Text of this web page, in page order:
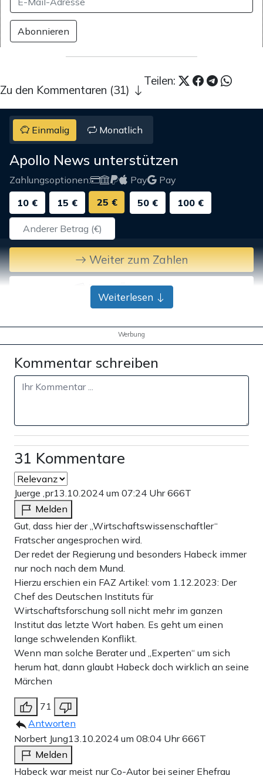
Abonnieren
Teilen:
Zu den Kommentaren (31)
Einmalig Monatlich
Apollo News unterstützen
Zahlungsoptionen: Pay
Pay
10 €
15 € 25 € 50 € 100 €
Weiter zum Zahlen
Bank-Überweisung
Weiterlesen
Werbung
Kommentar schreiben
31 Kommentare
Juerge ,pr13.10.2024 um 07:24 Uhr666T
Melden
Gut, dass hier der „Wirtschaftswissenschaftler“
Fratscher angesprochen wird.
Der redet der Regierung und besonders Habeck immer
nur noch nach dem Mund.
Hierzu erschien ein FAZ Artikel: vom 1.12.2023: Der
Chef des Deutschen Instituts für
Wirtschaftsforschung soll nicht mehr im ganzen
Institut das letzte Wort haben. Es geht um einen
lange schwelenden Konflikt.
Wenn man solche Berater und „Experten“ um sich
herum hat, dann glaubt Habeck doch wirklich an seine
Märchen
71
Antworten
Norbert Jung13.10.2024 um 08:04 Uhr666T
Melden
Habeck war meist nur Co-Autor bei seiner Ehefrau